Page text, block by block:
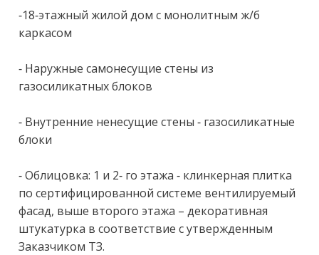
-18-этажный жилой дом с монолитным ж/б
каркасом
- Наружные самонесущие стены из
газосиликатных блоков
- Внутренние ненесущие стены - газосиликатные
блоки
- Облицовка: 1 и 2- го этажа - клинкерная плитка
по сертифицированной системе вентилируемый
фасад, выше второго этажа – декоративная
штукатурка в соответствие с утвержденным
Заказчиком ТЗ.